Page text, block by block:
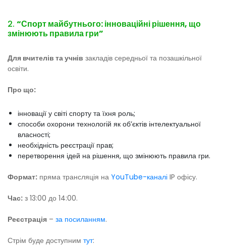
2. “Спорт майбутнього: інноваційні рішення, що
змінюють правила гри”
Для вчителів та учнів закладів середньої та позашкільної
освіти.
Про що:
інновації у світі спорту та їхня роль;
способи охорони технологій як об’єктів інтелектуальної
власності;
необхідність реєстрації прав;
перетворення ідей на рішення, що змінюють правила гри.
Формат: пряма трансляція на YouTube-каналі IP офісу.
Час: з 13:00 до 14:00.
Реєстрація – за посиланням.
Стрім буде доступним тут: